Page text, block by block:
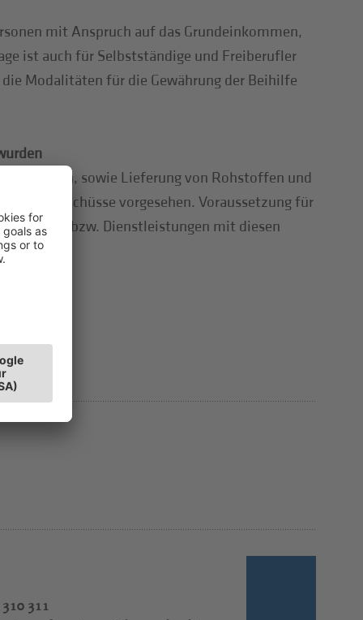
mit Anspruch auf das Grundeinkommen,
ist auch für Selbstständige und Freiberufler
Modalitäten für die Gewährung der Beihilfe
sowie Lieferung von Rohstoffen und
Zuschüsse vorgesehen. Voraussetzung für
bzw. Dienstleistungen mit diesen
311